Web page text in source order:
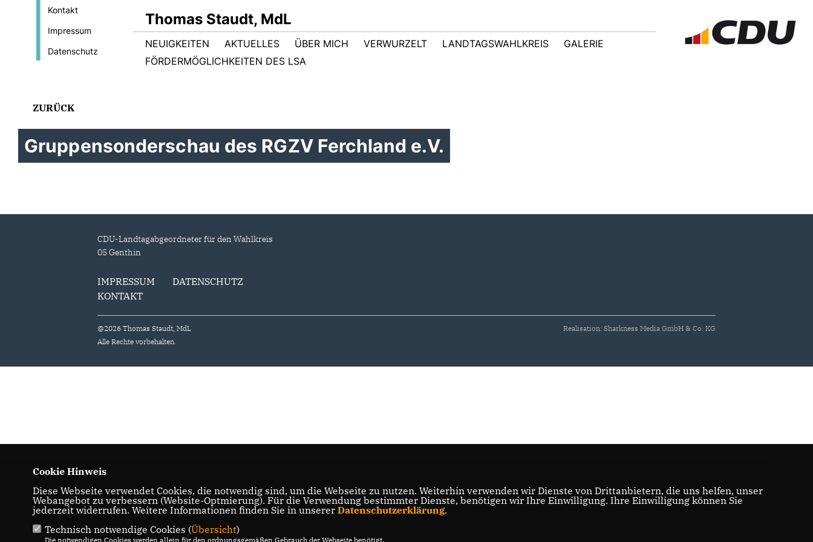
Kontakt
Impressum
Datenschutz
Thomas Staudt, MdL
NEUIGKEITEN AKTUELLES ÜBER MICH VERWURZELT LANDTAGSWAHLKREIS
GALERIE
FÖRDERMÖGLICHKEITEN DES LSA
ZURÜCK
Gruppensonderschau des RGZV Ferchland e.V.
CDU-Landtagabgeordneter für den Wahlkreis
05 Genthin
IMPRESSUM
DATENSCHUTZ
KONTAKT
@2026 Thomas Staudt, MdL
Alle Rechte vorbehalten.
Realisation: Sharkness Media GmbH & Co. KG
Cookie Hinweis
Diese Webseite verwendet Cookies, die notwendig sind, um die Webseite zu nutzen. Weiterhin verwenden wir Dienste von Drittanbietern, die uns helfen, unser
Webangebot zu verbessern (Website-Optmierung). Für die Verwendung bestimmter Dienste, benötigen wir Ihre Einwilligung. Ihre Einwilligung können Sie
jederzeit widerrufen. Weitere Informationen finden Sie in unserer Datenschutzerklärung.
Technisch notwendige Cookies (Übersicht)
Die notwendigen Cookies werden allein für den ordnungsgemäßen Gebrauch der Webseite benötigt.